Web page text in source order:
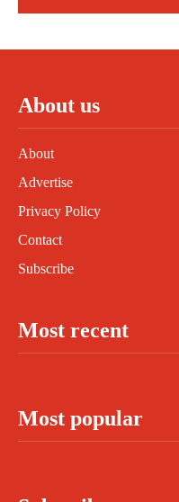
About us
About
Advertise
Privacy Policy
Contact
Subscribe
Most recent
Most popular